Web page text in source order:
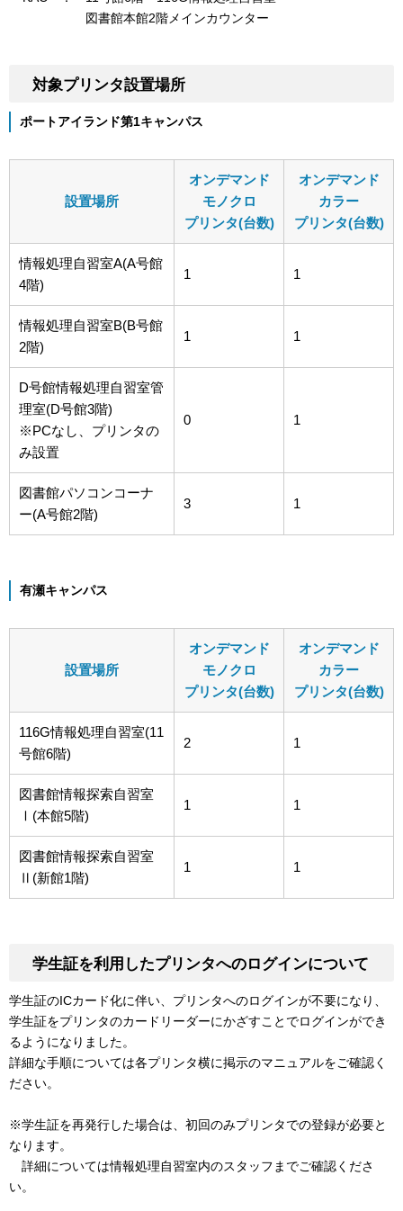
図書館本館2階メインカウンター
対象プリンタ設置場所
ポートアイランド第1キャンパス
設置場所
オンデマンド
モノクロ
プリンタ(台数)
オンデマンド
カラー
プリンタ(台数)
情報処理自習室A(A号館
4階)
1 1
情報処理自習室B(B号館
2階)
1 1
D号館情報処理自習室管
理室(D号館3階)
※PCなし、プリンタの
み設置
0 1
図書館パソコンコーナ
ー(A号館2階)
3 1
有瀬キャンパス
設置場所
オンデマンド
モノクロ
プリンタ(台数)
オンデマンド
カラー
プリンタ(台数)
116G情報処理自習室(11
号館6階)
2 1
図書館情報探索自習室
Ⅰ(本館5階)
1 1
図書館情報探索自習室
Ⅱ(新館1階)
1 1
学生証を利用したプリンタへのログインについて
学生証のICカード化に伴い、プリンタへのログインが不要になり、
学生証をプリンタのカードリーダーにかざすことでログインができ
るようになりました。
詳細な手順については各プリンタ横に掲示のマニュアルをご確認く
ださい。
※学生証を再発行した場合は、初回のみプリンタでの登録が必要と
なります。
詳細については情報処理自習室内のスタッフまでご確認くださ
い。